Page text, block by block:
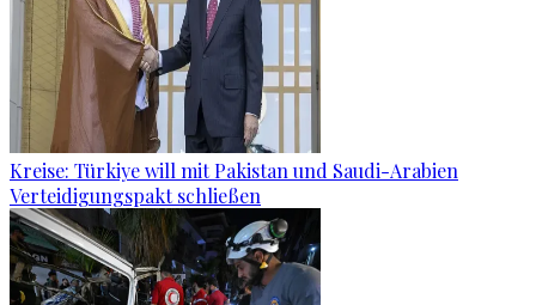
Kreise: Türkiye will mit Pakistan und Saudi-Arabien
Verteidigungspakt schließen